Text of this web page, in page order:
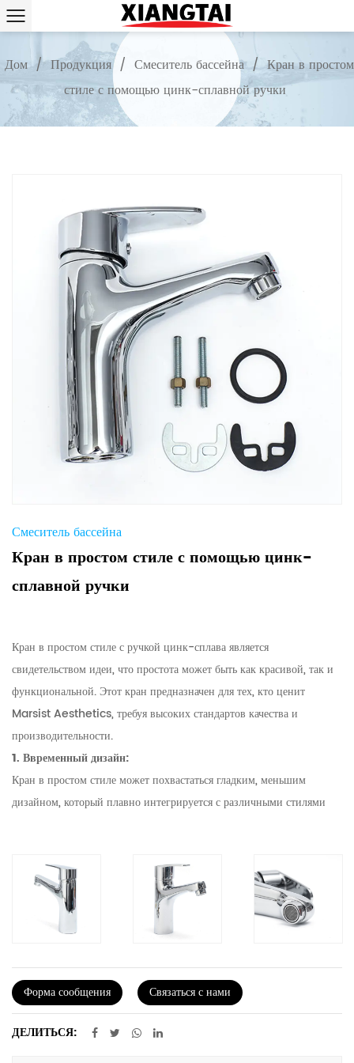
Дом/Продукция/ Смеситель бассейна/ Кран в простом
стиле с помощью цинк-сплавной ручки
Смеситель бассейна
Кран в простом стиле с помощью цинк-
сплавной ручки
Кран в простом стиле с ручкой цинк-сплава является
свидетельством идеи, что простота может быть как красивой, так и
функциональной. Этот кран предназначен для тех, кто ценит
Marsist Aesthetics, требуя высоких стандартов качества и
производительности.
1. Ввременный дизайн:
Кран в простом стиле может похвастаться гладким, меньшим
дизайном, который плавно интегрируется с различными стилями
традиционные, так и современные условия. Заниженная
элегантность кран гарантирует, что он останется стильным
дополнением к вашему дому на долгие годы.
2. Прочная конструкция цинкового сплава:
материала, известного своей силой и долговечностью. Это
гарантирует, что кран может противостоять суровому ежедневному
использованию, сохраняя при этом гладкий внешний вид. Ручка
Форма сообщения Связаться с нами
ДЕЛИТЬСЯ: